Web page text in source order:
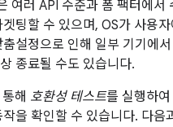
여러 API 수준과 폼 팩터에서
팅할 수 있으며, OS가 사용
설정으로 인해 일부 기기에
종료될 수도 있습니다.
해 호환성 테스트를 실행하
을 확인할 수 있습니다. 다음